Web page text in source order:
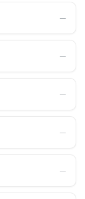
―
―
―
―
―